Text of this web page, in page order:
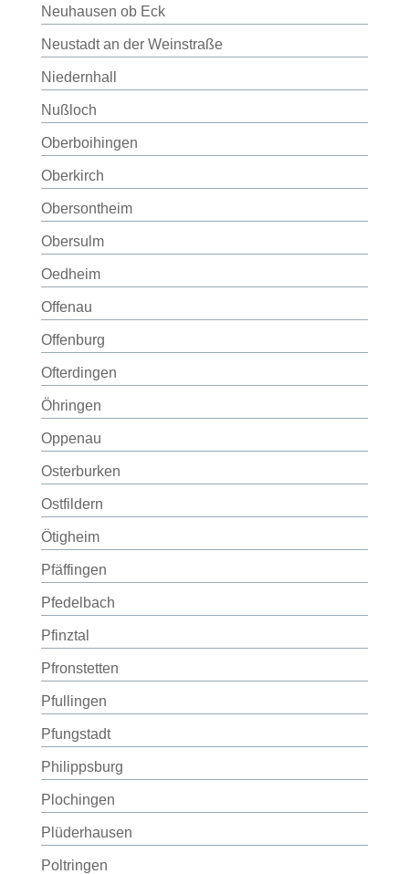
Neuhausen ob Eck
Neustadt an der Weinstraße
Niedernhall
Nußloch
Oberboihingen
Oberkirch
Obersontheim
Obersulm
Oedheim
Offenau
Offenburg
Ofterdingen
Öhringen
Oppenau
Osterburken
Ostfildern
Ötigheim
Pfäffingen
Pfedelbach
Pfinztal
Pfronstetten
Pfullingen
Pfungstadt
Philippsburg
Plochingen
Plüderhausen
Poltringen